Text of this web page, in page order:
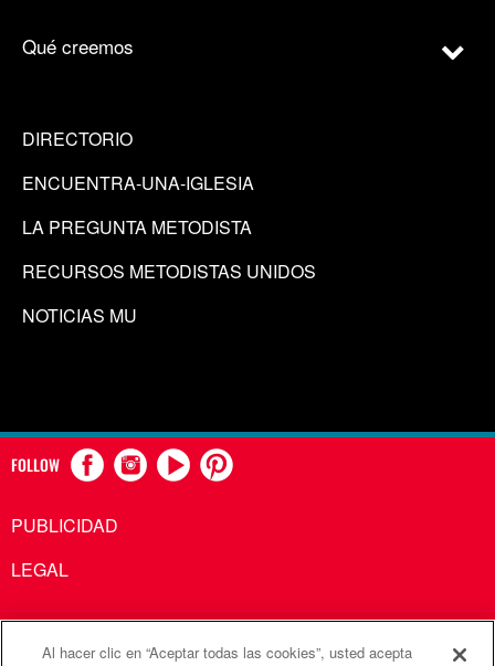
Qué creemos
DIRECTORIO
ENCUENTRA-UNA-IGLESIA
LA PREGUNTA METODISTA
RECURSOS METODISTAS UNIDOS
NOTICIAS MU
FOLLOW
PUBLICIDAD
LEGAL
Al hacer clic en “Aceptar todas las cookies”, usted acepta